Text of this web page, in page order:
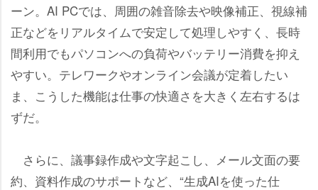
ーン。AI PCでは、周囲の雑音除去や映像補正、視線補
正などをリアルタイムで安定して処理しやすく、長時
間利用でもパソコンへの負荷やバッテリー消費を抑え
すい。テレワークやオンライン会議が定着したい
ま、こうした機能は仕事の快適さを大きく左右するは
ずだ。
さらに、議事録作成や文字起こし、メール文面の要
約、資料作成のサポートなど、“生成AIを使った仕